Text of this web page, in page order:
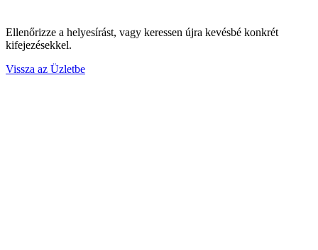
Ellenőrizze a helyesírást, vagy keressen újra kevésbé konkrét
kifejezésekkel.
Vissza az Üzletbe